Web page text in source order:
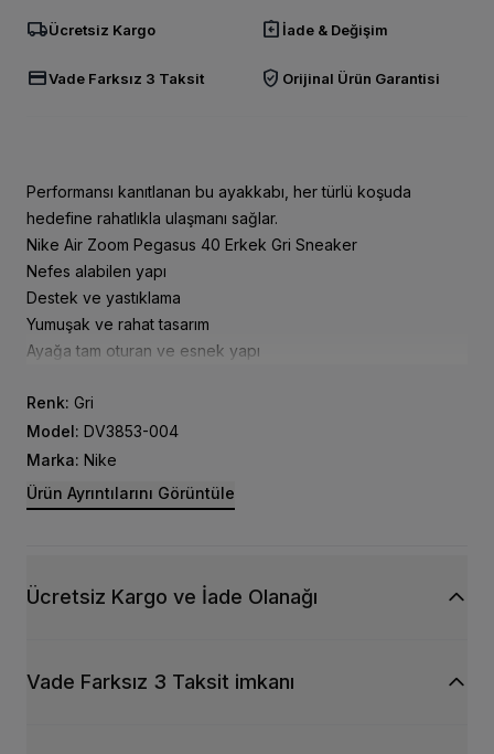
local_shippingÜcretsiz Kargo assignment_return İade & Değişim
credit_cardVade Farksız 3 Taksit verified_user Orijinal Ürün Garantisi
Performansı kanıtlanan bu ayakkabı, her türlü koşuda
hedefine rahatlıkla ulaşmanı sağlar.
Nike Air Zoom Pegasus 40 Erkek Gri Sneaker
Nefes alabilen yapı
Destek ve yastıklama
Yumuşak ve rahat tasarım
Ayağa tam oturan ve esnek yapı
Renk: Gri
Model: DV3853-004
Marka: Nike
Ürün Ayrıntılarını Görüntüle
Ücretsiz Kargo ve İade Olanağı
Vade Farksız 3 Taksit imkanı